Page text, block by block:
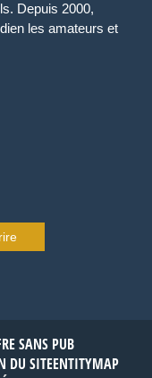
Depuis 2000,
les amateurs et
SANS PUB
DU SITEENTITYMAP